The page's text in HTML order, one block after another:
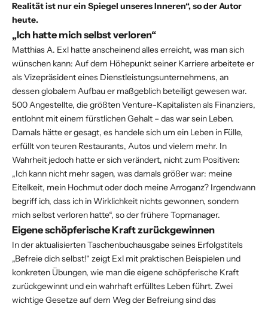
Realität ist nur ein Spiegel unseres Inneren“, so der Autor
heute.
„Ich hatte mich selbst verloren“
Matthias A. Exl hatte anscheinend alles erreicht, was man sich
wünschen kann: Auf dem Höhepunkt seiner Karriere arbeitete er
als Vizepräsident eines Dienstleistungsunternehmens, an
dessen globalem Aufbau er maßgeblich beteiligt gewesen war.
500 Angestellte, die größten Venture-Kapitalisten als Finanziers,
entlohnt mit einem fürstlichen Gehalt – das war sein Leben.
Damals hätte er gesagt, es handele sich um ein Leben in Fülle,
erfüllt von teuren Restaurants, Autos und vielem mehr. In
Wahrheit jedoch hatte er sich verändert, nicht zum Positiven:
„Ich kann nicht mehr sagen, was damals größer war: meine
Eitelkeit, mein Hochmut oder doch meine Arroganz? Irgendwann
begriff ich, dass ich in Wirklichkeit nichts gewonnen, sondern
mich selbst verloren hatte“, so der frühere Topmanager.
Eigene schöpferische Kraft zurückgewinnen
In der aktualisierten Taschenbuchausgabe seines Erfolgstitels
„Befreie dich selbst!“ zeigt Exl mit praktischen Beispielen und
konkreten Übungen, wie man die eigene schöpferische Kraft
zurückgewinnt und ein wahrhaft erfülltes Leben führt. Zwei
wichtige Gesetze auf dem Weg der Befreiung sind das